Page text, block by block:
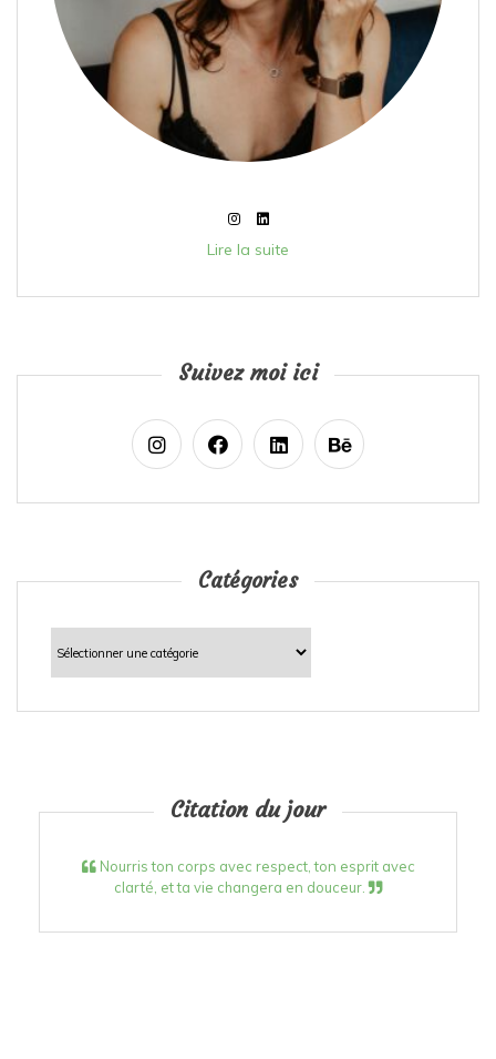
Lire la suite
Suivez moi ici
Catégories
Catégories
Citation du jour
Nourris ton corps avec respect, ton esprit avec
clarté, et ta vie changera en douceur.